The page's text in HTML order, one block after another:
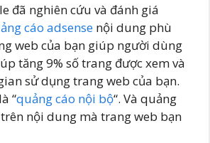
đã nghiên cứu và đánh giá
cáo adsense nội dung phù
web của bạn giúp người dùng
tăng 9% số trang được xem và
sử dụng trang web của bạn.
“quảng cáo nội bộ“. Và quảng
nội dung mà trang web bạn